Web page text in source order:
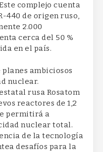
complejo cuenta
440 de origen ruso,
2.000
cerca del 50 %
en el país.
ambiciosos
nuclear.
rusa Rosatom
reactores de 1,2
permitirá a
nuclear total.
de la tecnología
desafíos para la